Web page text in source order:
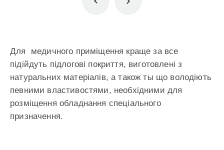
Для медичного приміщення краще за все
підійдуть підлогові покриття, виготовлені з
натуральних матеріалів, а також ты що володіють
певними властивостями, необхідними для
розміщення обладнання спеціального
призначення.